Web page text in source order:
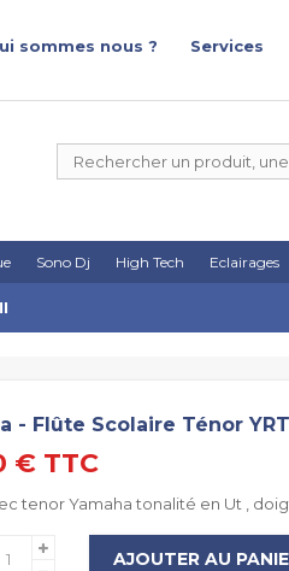
sommes nous ? Services
Sono Dj High Tech Eclairages
- Flûte Scolaire Ténor
€ TTC
tenor Yamaha tonalité en Ut ,
AJOUTER AU